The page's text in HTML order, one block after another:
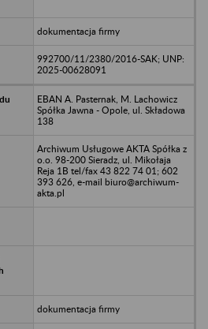
dokumentacja firmy
992700/11/2380/2016-SAK; UNP:
2025-00628091
EBAN A. Pasternak, M. Lachowicz
Spółka Jawna - Opole, ul. Składowa
138
Archiwum Usługowe AKTA Spółka z
o.o. 98-200 Sieradz, ul. Mikołaja
Reja 1B tel/fax 43 822 74 01; 602
393 626, e-mail biuro@archiwum-
akta.pl
dokumentacja firmy